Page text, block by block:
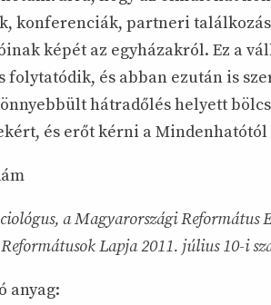
konferenciák, partneri
képét az egyházakról. Ez a
folytatódik, és abban ezután is
hátradőlés helyett
és erőt kérni a
a Magyarországi Református
Lapja 2011. július 10-i
anyag: